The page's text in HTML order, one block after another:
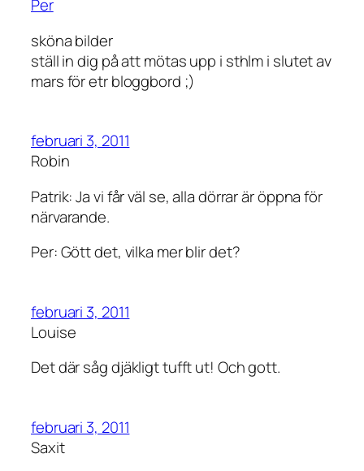
Per
sköna bilder
ställ in dig på att mötas upp i sthlm i slutet av
mars för etr bloggbord ;)
februari 3, 2011
Robin
Patrik: Ja vi får väl se, alla dörrar är öppna för
närvarande.
Per: Gött det, vilka mer blir det?
februari 3, 2011
Louise
Det där såg djäkligt tufft ut! Och gott.
februari 3, 2011
Saxit